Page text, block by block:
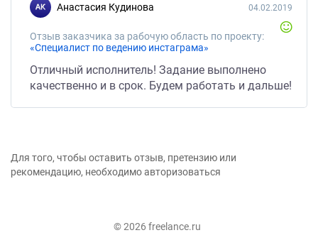
Анастасия Кудинова
Отзыв заказчика за рабочую область по проекту:
«Специалист по ведению инстаграма»
04.02.2019
Отличный исполнитель! Задание выполнено
качественно и в срок. Будем работать и дальше!
Для того, чтобы оставить отзыв, претензию или
рекомендацию, необходимо авторизоваться
© 2026 freelance.ru